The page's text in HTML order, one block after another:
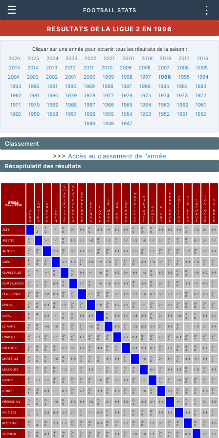
☰ FOOTBALL STATS ⋮
RESULTATS DE LA LIGUE 2 EN 1996
Cliquer sur une année pour obtenir tous les résultats de la saison :
2026
2025 2024 2023 2022 2021 2020 2019 2018 2017
2016
2015
2014 2013 2012 2011 2010 2009 2008 2007 2006
2005
2004
2003 2002 2001 2000 1999 1998 1997 1996 1995
1994
1993
1992 1991 1990 1989 1988 1987 1986 1985 1984
1983
1982
1981 1980 1979 1978 1977 1976 1975 1974 1973
1972
1971
1970 1969 1968 1967 1966 1965 1964 1963 1962
1961
1960
1959 1958 1957 1956 1955 1954 1953 1952 1951
1950
1949
1948 1947
Classement
>>> Accès au classement de l'année
Récapitulatif des résultats
Ligue 2
Saison1996
A
L
E
S
A
M
I
E
N
S
A
N
G
E
R
S
C
A
E
N
C
H
A
R
L
E
V
I
L
L
E
C
H
A
T
E
A
U
R
O
U
X
D
U
N
K
E
R
Q
U
E
E
P
I
N
A
L
L
A
V
A
L
L
E
M
A
N
S
L
O
R
I
E
N
T
L
O
U
H
A
N
S
M
A
R
S
E
I
L
L
E
M
U
L
H
O
U
S
E
N
A
N
C
Y
N
I
O
R
T
P
E
R
P
I
G
N
A
N
P
O
I
T
I
E
R
S
R
E
D
S
T
A
R
S
O
C
H
A
U
X
T
O
U
L
O
U
S
E
V
A
L
E
N
C
E
ALES
1-
2
2-
0
1-1
0-
0
0-1 1-1
0-
0
0-1 1-1 1-2 1-1
0-
0
0-
3
0-
0
1-1 1-2 4-1
2-
2
1-3 0-1 1-1
AMIENS
3-
0
1-1 1-1
0-
0
1-0 2-1 1-0
0-
3
1-1
3-
2
0-1 1-2 1-0 1-1 2-1
3-
2
2-
2
0-
2
0-1 0-1 0-1
ANGERS
2-
2
0-
2
2-1
0-
2
0-1 1-1 1-1
3-
0
0-
0
1-1 1-1 1-1
2-
0
1-2
0-
2
2-
0
0-
0
1-2
0-
0
0-1 1-1
CAEN
1-
0
3-
0
2-
0
2-1 1-0
2-
2
3-1 1-2 1-0
3-
0
2-
0
2-
0
3-1 1-0 3-1
2-
0
2-
0
2-1 1-0
2-
0
3-
0
CHARLEVILLE
2-
2
2-
1
1-1
0-
0
0-
0
1-1 1-1 1-0
0-
0
1-3 0-1 3-1 1-2
0-
3
1-0 1-0
0-
0
0-
2
1-0 1-2 1-1
CHATEAUROUX
2-
0
1-
2
2-
0
0-1
3-
0
2-1
3-
0
1-0 1-0 1-0 1-1
4-
2
3-1
0-
0
0-1
2-
0
0-
0
2-1 1-1 1-0
0-
0
DUNKERQUE
0-
1
0-
0
1-0 0-1
0-
0
2-
0
1-1
2-
2
0-
0
0-1 1-0 1-2 1-0 0-1 0-1 2-1 1-1
0-
0
0-1 1-0
2-
0
EPINAL
3-
1
0-
0
5-1
4-
0
1-1
3-
0
0-
0
1-0
3-
3
1-2 2-1
2-
0
1-1
2-
2
2-1 0-1
2-
0
0-
0
0-
0
0-
2
0-
0
LAVAL
1-
0
4-
1
2-1 1-1
3-
0
0-
0
1-2 2-1
2-
0
1-0 3-1 1-3 2-1
0-
0
2-1 1-1 1-0
3-
2
2-
0
1-1 2-1
LE MANS
0-
1
0-
0
1-0 1-0
3-
2
0-
0
2-
0
1-0
0-
0
1-0
0-
0
1-2 0-1 2-1 2-1 1-1
2-
0
1-1 1-0 2-1 1-1
LORIENT
2-
0
1-1
2-
0
1-1
3-
0
2-
4
1-2
0-
0
2-
0
3-
0
2-1 0-1
0-
0
0-
0
2-1
0-
2
0-1
2-
0
0-
3
2-
0
2-
0
LOUHANS
2-
1
0-
0
3-
0
0-
2
2-1 3-1 1-0
2-
2
4-1
0-
2
2-
0
3-1 2-1 0-1
3-
0
4-1
3-
0
0-
4
4-
0
1-2
2-
2
MARSEILLE
4-
0
2-
0
0-
0
1-0
4-
0
1-0
0-
0
3-
0
5-
0
3-1 1-1
2-
0
1-0
2-
0
2-1 5-1
3-
0
2-1 4-1 1-1
2-
2
MULHOUSE
3-
0
3-
1
0-
0
0-
0
1-3 2-1
0-
0
2-1 1-1
2-
0
3-
0
3-
2
2-
0
0-1
3-
3
1-1 3-1
0-
0
1-0
0-
0
1-1
NANCY
1-
0
1-1 1-1
3-
0
3-
0
0-
0
3-
0
3-
0
1-0
3-
0
0-1 1-1
2-
0
1-1
4-
0
2-
0
1-0
0-
0
2-
0
2-
3
2-
0
NIORT
5-
1
2-
0
0-1 1-1 0-1
0-
0
2-1
0-
0
2-1
2-
3
1-0
0-
0
0-
0
1-0
2-
3
0-1
0-
0
2-
3
2-
2
1-0
5-
0
PERPIGNAN
3-
2
2-
0
0-
2
1-0
0-
0
1-0 1-1 1-0
2-
0
0-1 1-1 1-0
0-
2
2-1 2-1 1-0 1-1
2-
0
2-
4
0-1 1-0
POITIERS
3-
0
1-
3
2-1 0-1 2-1 2-1
3-
0
1-1 0-1
2-
2
1-1
2-
2
0-
0
2-
0
0-
2
1-1 1-2 2-1
2-
0
1-1
0-
0
RED STAR
6-
0
1-
4
2-
0
2-1 1-2
0-
0
0-
0
2-
0
0-1
0-
0
4-
0
2-1
2-
2
3-
0
1-1 0-1
0-
0
3-
0
0-
0
2-
0
1-0
SOCHAUX
2-
0
0-
0
4-1
4-
2
4-
0
0-
0
2-
0
3-
0
2-
2
0-
0
1-1
2-
0
1-0 1-0 1-1
0-
0
4-
4
0-
0
0-1 0-1 2-1